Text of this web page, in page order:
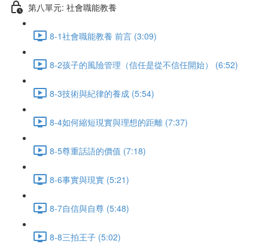
第八單元: 社會職能教養
8-1社會職能教養 前言 (3:09)
8-2孩子的風險管理（信任是從不信任開始） (6:52)
8-3技術與紀律的養成 (5:54)
8-4如何縮短現實與理想的距離 (7:37)
8-5尊重話語的價值 (7:18)
8-6事實與現實 (5:21)
8-7自信與自尊 (5:48)
8-8三拍王子 (5:02)